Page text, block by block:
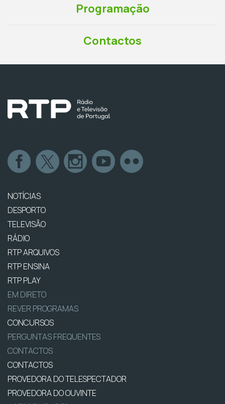
Programação
Contactos
NOTÍCIAS
DESPORTO
TELEVISÃO
RÁDIO
RTP ARQUIVOS
RTP ENSINA
RTP PLAY
EM DIRETO
REVER PROGRAMAS
CONCURSOS
PERGUNTAS FREQUENTES
CONTACTOS
CONTACTOS
PROVEDORA DO TELESPECTADOR
PROVEDORA DO OUVINTE